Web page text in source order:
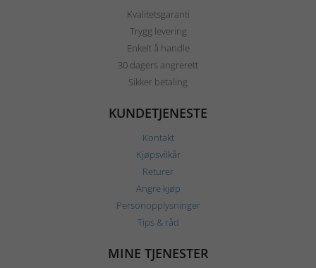
Kvalitetsgaranti
Trygg levering
Enkelt å handle
30 dagers angrerett
Sikker betaling
KUNDETJENESTE
Kontakt
Kjøpsvilkår
Returer
Angre kjøp
Personopplysninger
Tips & råd
MINE TJENESTER